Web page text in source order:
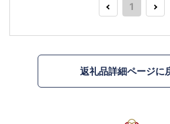
1
返礼品詳細ページに